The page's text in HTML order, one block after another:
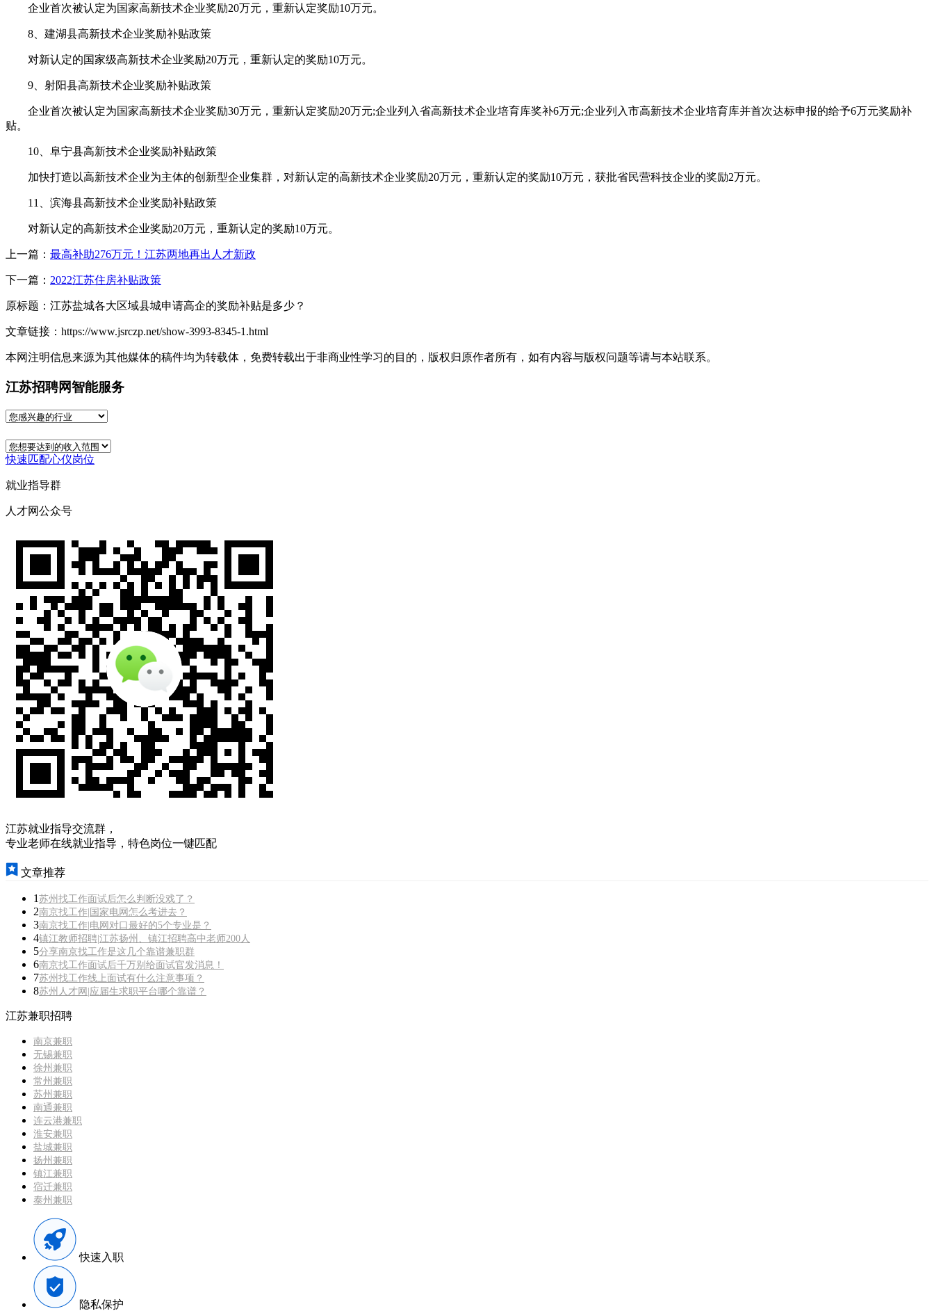
企业首次被认定为国家高新技术企业奖励20万元，重新认定奖励10万元。
8、建湖县高新技术企业奖励补贴政策
对新认定的国家级高新技术企业奖励20万元，重新认定的奖励10万元。
9、射阳县高新技术企业奖励补贴政策
企业首次被认定为国家高新技术企业奖励30万元，重新认定奖励20万元;企业列入省高新技术企业培育库奖补6万元;企业列入市高新技术企业培育库并首次达标申报的给予6万元奖励补
贴。
10、阜宁县高新技术企业奖励补贴政策
加快打造以高新技术企业为主体的创新型企业集群，对新认定的高新技术企业奖励20万元，重新认定的奖励10万元，获批省民营科技企业的奖励2万元。
11、滨海县高新技术企业奖励补贴政策
对新认定的高新技术企业奖励20万元，重新认定的奖励10万元。
上一篇： 最高补助276万元！江苏两地再出人才新政
下一篇： 2022江苏住房补贴政策
原标题： 江苏盐城各大区域县城申请高企的奖励补贴是多少？
文章链接： https://www.jsrczp.net/show-3993-8345-1.html
本网注明信息来源为其他媒体的稿件均为转载体，免费转载出于非商业性学习的目的，版权归原作者所有，如有内容与版权问题等请与本站联系。
江苏招聘网智能服务
快速匹配心仪岗位
就业指导群
人才网公众号
江苏就业指导交流群，
专业老师在线就业指导，特色岗位一键匹配
文章推荐
1 苏州找工作面试后怎么判断没戏了？
2南京找工作|国家电网怎么考进去？
3南京找工作|电网对口最好的5个专业是？
4镇江教师招聘|江苏扬州、镇江招聘高中老师200人
5分享南京找工作是这几个靠谱兼职群
6南京找工作面试后千万别给面试官发消息！
7苏州找工作线上面试有什么注意事项？
8苏州人才网|应届生求职平台哪个靠谱？
江苏兼职招聘
南京兼职
无锡兼职
徐州兼职
常州兼职
苏州兼职
南通兼职
连云港兼职
淮安兼职
盐城兼职
扬州兼职
镇江兼职
宿迁兼职
泰州兼职
快速入职
隐私保护